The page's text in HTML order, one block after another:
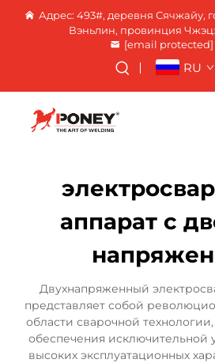
Адрес: 493#, деревня Сячжайу,
Вэньлин, провинция
[email protected]
RU
аппарат с
Двухнапряженный
представляет собой
области сварочной
обеспечения исключительной
высоких эксплуатационных